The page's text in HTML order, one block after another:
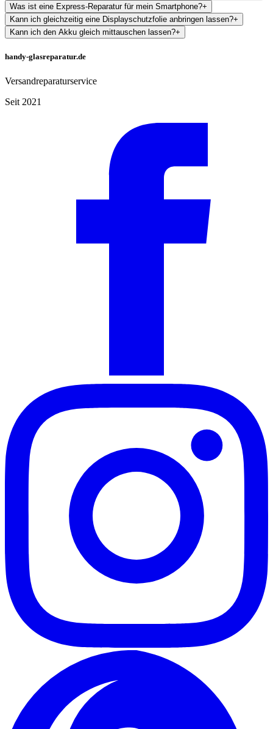
Was ist eine Express-Reparatur für mein Smartphone?+
Kann ich gleichzeitig eine Displayschutzfolie anbringen lassen?+
Kann ich den Akku gleich mittauschen lassen?+
handy-glasreparatur.de
Versandreparaturservice
Seit 2021